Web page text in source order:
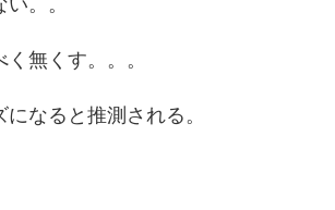
。。
無くす。。。
なると推測される。